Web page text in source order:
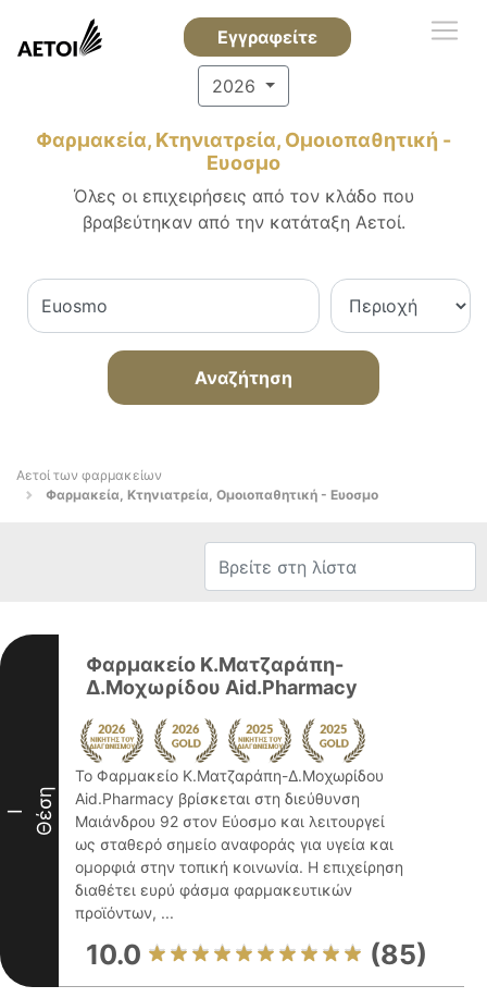
Εγγραφείτε
2026
Φαρμακεία, Κτηνιατρεία, Ομοιοπαθητική -
Ευοσμο
Όλες οι επιχειρήσεις από τον κλάδο που
βραβεύτηκαν από την κατάταξη Αετοί.
Αναζήτηση
Αετοί των φαρμακείων
Φαρμακεία, Κτηνιατρεία, Ομοιοπαθητική - Ευοσμο
I Θέση
Φαρμακείο Κ.Ματζαράπη-
Δ.Μοχωρίδου Aid.Pharmacy
Το Φαρμακείο Κ.Ματζαράπη-Δ.Μοχωρίδου
Aid.Pharmacy βρίσκεται στη διεύθυνση
Μαιάνδρου 92 στον Εύοσμο και λειτουργεί
ως σταθερό σημείο αναφοράς για υγεία και
ομορφιά στην τοπική κοινωνία. Η επιχείρηση
διαθέτει ευρύ φάσμα φαρμακευτικών
προϊόντων, ...
10.0 (85)